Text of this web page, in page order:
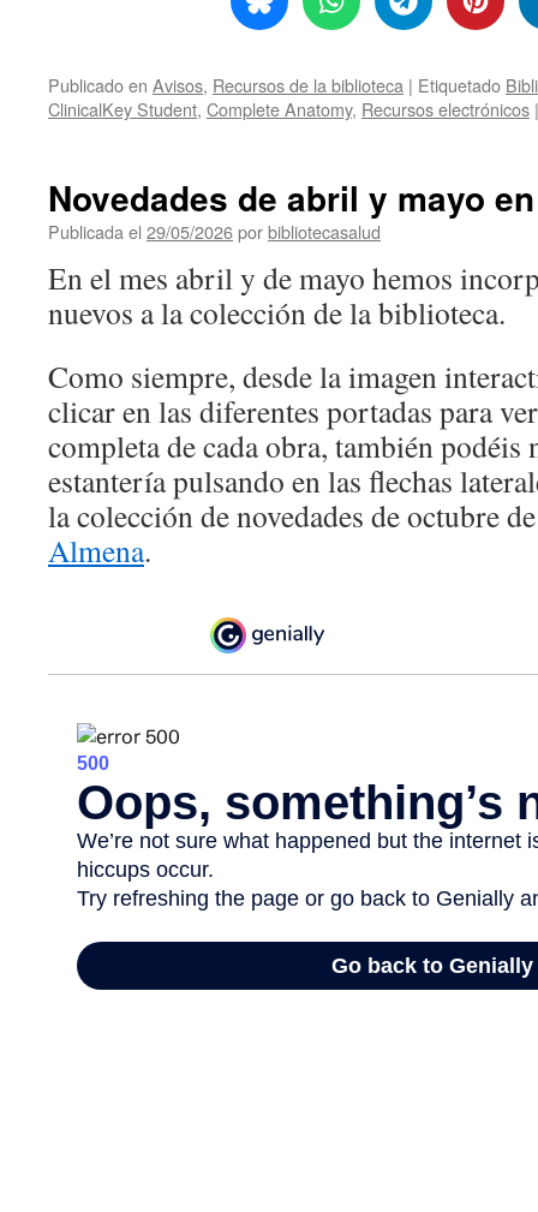
Publicado en Avisos, Recursos de la biblioteca | Etiquetado
ClinicalKey Student, Complete Anatomy, Recursos electrónicos |
Novedades de abril y mayo
Publicada el 29/05/2026porbibliotecasalud
En el mes abril y de mayo hemos
nuevos a la colección de la biblioteca.
Como siempre, desde la imagen
clicar en las diferentes portadas para
completa de cada obra, también podéis
estantería pulsando en las flechas
la colección de novedades de octubre
Almena.